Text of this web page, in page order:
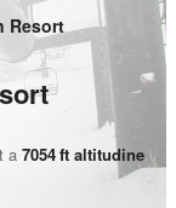
Resort
a 7054ft altitudine